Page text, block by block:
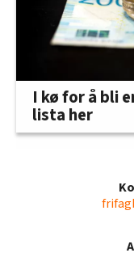
I kø for å bli
lista her